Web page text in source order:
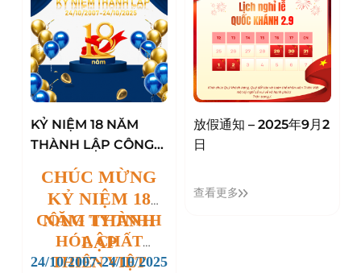
KỶ NIỆM 18 NĂM
THÀNH LẬP CÔNG
TY HÓA CHẤT THIÊN
VIỆT
CHÚC MỪNG
KỶ NIỆM 18
NĂM THÀNH
LẬP
CÔNG TY TNHH
HÓA CHẤT
THIÊN VIỆT
24/10/2007-24/10/2025
放假通知 – 2025年9月2
日
查看更多